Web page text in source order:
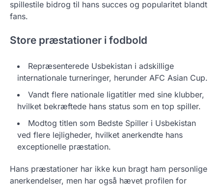
spillestile bidrog til hans succes og popularitet blandt
fans.
Store præstationer i fodbold
Repræsenterede Usbekistan i adskillige
internationale turneringer, herunder AFC Asian Cup.
Vandt flere nationale ligatitler med sine klubber,
hvilket bekræftede hans status som en top spiller.
Modtog titlen som Bedste Spiller i Usbekistan
ved flere lejligheder, hvilket anerkendte hans
exceptionelle præstation.
Hans præstationer har ikke kun bragt ham personlige
anerkendelser, men har også hævet profilen for